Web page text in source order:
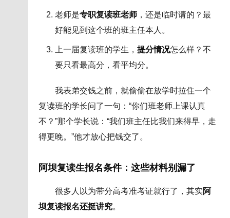
老师是专职复读班老师，还是临时请的？最
好能见到这个班的班主任本人。
上一届复读班的学生， 提分情况怎么样？不
要只看最高分，看平均分。
我表弟交钱之前，就偷偷在放学时拉住一个
复读班的学长问了一句：“你们班老师上课认真
不？”那个学长说：“我们班主任比我们来得早，走
得更晚。”他才放心把钱交了。
阿坝复读生报名条件：这些材料别漏了
很多人以为带分高考准考证就行了，其实阿
坝复读报名还挺讲究。